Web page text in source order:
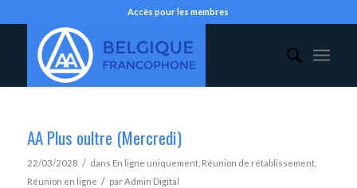
Accès pour les membres
AA Plus oultre (Mercredi)
22/03/2028 / dans En ligne uniquement, Réunion de rétablissement,
Réunion en ligne / parAdmin Digital